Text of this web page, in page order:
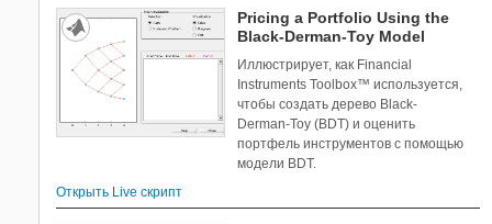
Pricing a Portfolio Using the
Black-Derman-Toy Model
Иллюстрирует, как Financial
Instruments Toolbox™ используется,
чтобы создать дерево Black-
Derman-Toy (BDT) и оценить
портфель инструментов с помощью
модели BDT.
Открыть Live скрипт